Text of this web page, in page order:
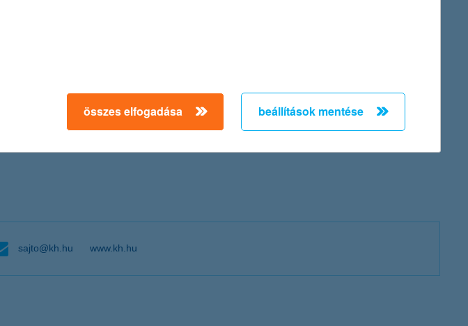
sajto@kh.hu www.kh.hu
összes elfogadása beállítások mentése